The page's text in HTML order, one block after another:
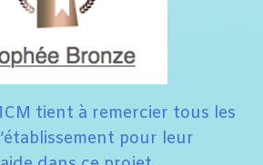
tient à remercier tous les
pour leur